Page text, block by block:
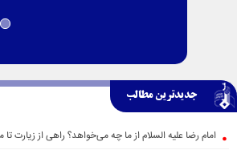
جدیدترین مطالب
امام رضا علیه السلام از ما چه می‌خواهد؟ راهی از زیارت تا